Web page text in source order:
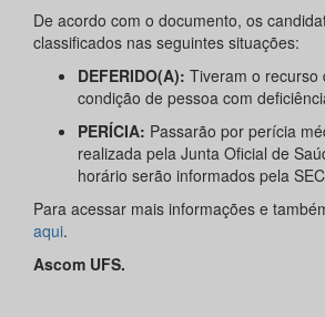
De acordo com o documento, os
classificados nas seguintes situações:
DEFERIDO(A): Tiveram o recurso
condição de pessoa com
PERÍCIA: Passarão por perícia
realizada pela Junta Oficial de
horário serão informados pela
Para acessar mais informações e
aqui.
Ascom UFS.